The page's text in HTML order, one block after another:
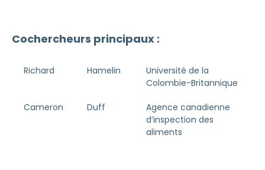
Cochercheurs principaux :
Richard Hamelin
Université de la
Colombie-Britannique
Cameron Duff
Agence canadienne
d’inspection des
aliments